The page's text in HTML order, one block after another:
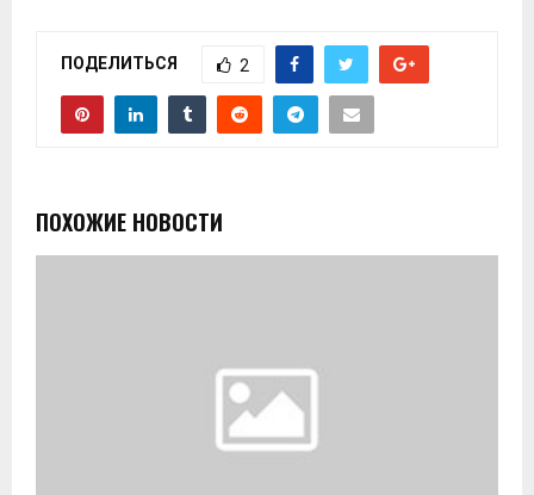
ПОДЕЛИТЬСЯ 2
ПОХОЖИЕ НОВОСТИ